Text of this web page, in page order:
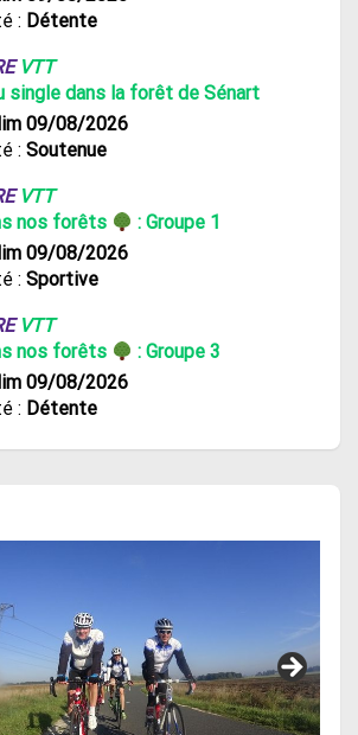
: Détente
VTT
single dans la forêt de Sénart
09/08/2026
: Soutenue
VTT
nos forêts
: Groupe 1
09/08/2026
: Sportive
VTT
nos forêts
: Groupe 3
09/08/2026
: Détente